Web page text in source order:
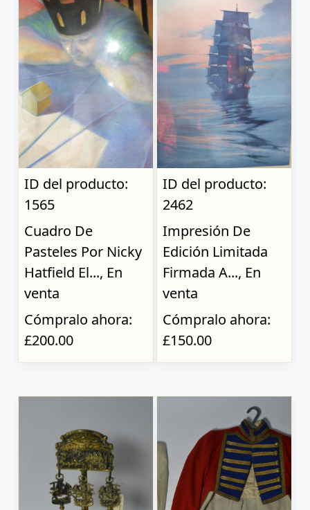
ID del producto:
1565
Cuadro De
Pasteles Por Nicky
Hatfield El..., En
venta
Cómpralo ahora:
£200.00
ID del producto:
2462
Impresión De
Edición Limitada
Firmada A..., En
venta
Cómpralo ahora:
£150.00